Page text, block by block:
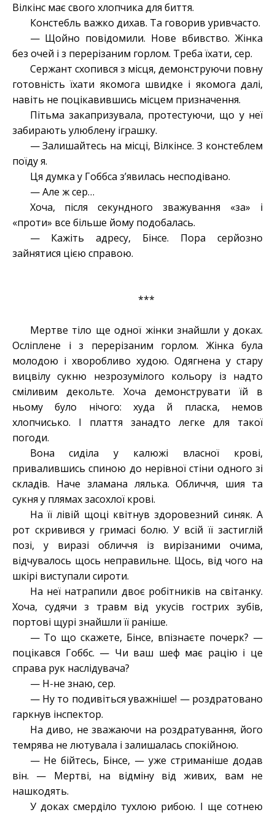
Вілкінс має свого хлопчика для биття.
Констебль важко дихав. Та говорив уривчасто.
— Щойно повідомили. Нове вбивство. Жінка
без очей і з перерізаним горлом. Треба їхати, сер.
Сержант схопився з місця, демонструючи повну
готовність їхати якомога швидке і якомога далі,
навіть не поцікавившись місцем призначення.
Пітьма закапризувала, протестуючи, що у неї
забирають улюблену іграшку.
— Залишайтесь на місці, Вілкінсе. З констеблем
поїду я.
Ця думка у Гоббса з’явилась несподівано.
— Але ж сер…
Хоча, після секундного зважування «за» і
«проти» все більше йому подобалась.
— Кажіть адресу, Бінсе. Пора серйозно
зайнятися цією справою.
***
Мертве тіло ще одної жінки знайшли у доках.
Осліплене і з перерізаним горлом. Жінка була
молодою і хворобливо худою. Одягнена у стару
вицвілу сукню незрозумілого кольору із надто
сміливим декольте. Хоча демонструвати їй в
ньому було нічого: худа й пласка, немов
хлопчисько. І плаття занадто легке для такої
погоди.
Вона сиділа у калюжі власної крові,
привалившись спиною до нерівної стіни одного зі
складів. Наче зламана лялька. Обличчя, шия та
сукня у плямах засохлої крові.
На її лівій щоці квітнув здоровезний синяк. А
рот скривився у гримасі болю. У всій її застиглій
позі, у виразі обличчя із вирізаними очима,
відчувалось щось неправильне. Щось, від чого на
шкірі виступали сироти.
На неї натрапили двоє робітників на світанку.
Хоча, судячи з травм від укусів гострих зубів,
портові щурі знайшли її раніше.
— То що скажете, Бінсе, впізнаєте почерк? —
поцікався Гоббс. — Чи ваш шеф має рацію і це
справа рук наслідувача?
— Н-не знаю, сер.
— Ну то подивіться уважніше! — роздратовано
гаркнув інспектор.
На диво, не зважаючи на роздратування, його
темрява не лютувала і залишалась спокійною.
— Не бійтесь, Бінсе, — уже стриманіше додав
він. — Мертві, на відміну від живих, вам не
нашкодять.
У доках смерділо тухлою рибою. І ще сотнею